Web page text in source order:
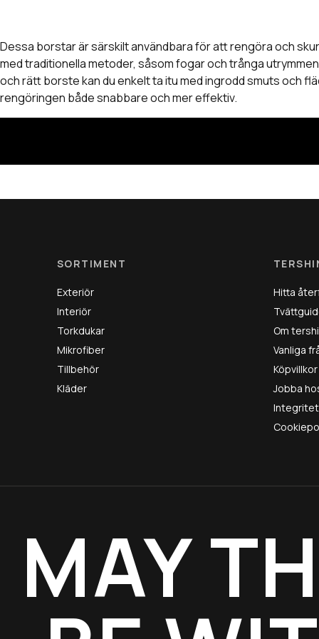
Dessa borstar är särskilt användbara för att rengöra och
med traditionella metoder, såsom fogar och trånga
och rätt borste kan du enkelt ta itu med ingrodd smuts och
rengöringen både snabbare och mer effektiv.
SORTIMENT
Exteriör
Interiör
Torkdukar
Mikrofiber
Tillbehör
Kläder
Hitta
Om
Vanliga
Köpvillkor
Jobba
MAY